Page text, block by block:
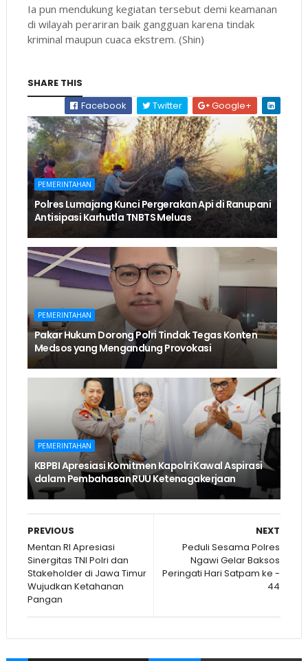
Ia pun mendukung kegiatan tersebut demi keamanan
di wilayah perariran baik gangguan karena tindak
kriminal maupun cuaca ekstrem. (Shin)
SHARE THIS
Facebook
Twitter Google+
PEMERINTAHAN
Polres Lumajang Kunci Pergerakan Api di Ranupani
Antisipasi Karhutla TNBTS Meluas
PEMERINTAHAN
Pakar Hukum Dorong Polri Tindak Tegas Konten
Medsos yang Mengandung Provokasi
PEMERINTAHAN
KBPBI Apresiasi Komitmen Kapolri Kawal Aspirasi
dalam Pembahasan RUU Ketenagakerjaan
NEXT
Peduli Sesama Polres
Ngawi Gelar Baksos
Peringati Hari Satpam ke -
44
PREVIOUS
Mentan RI Apresiasi
Sinergitas TNI Polri dan
Stakeholder di Jawa Timur
Wujudkan Ketahanan
Pangan